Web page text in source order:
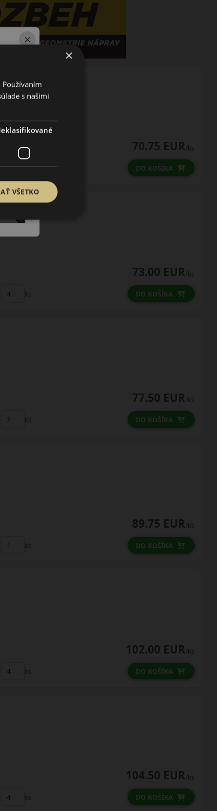
70.75 EUR/ks
ks DO KOŠÍKA
73.00 EUR/ks
ks DO KOŠÍKA
77.50 EUR/ks
ks DO KOŠÍKA
89.75 EUR/ks
ks DO KOŠÍKA
102.00 EUR/ks
ks DO KOŠÍKA
104.50 EUR/ks
ks DO KOŠÍKA
×
Používaním
s našimi
VŠETKO